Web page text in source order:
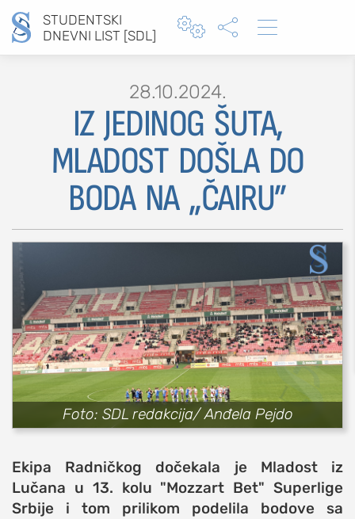
STUDENTSKI
DNEVNI LIST [SDL]
  
Type 2 or more characters for results.
MOJ SDL
prijava
SEKCIJE
društvo
kultura
sport
fudbal
košarka
rukomet
e-sport
ostali sportovi
28.10.2024.
IZ JEDINOG ŠUTA,
MLADOST DOŠLA DO
BODA NA „ČAIRU”
Foto: SDL redakcija/ Anđela Pejdo
Ekipa Radničkog dočekala je Mladost iz
Lučana u 13. kolu "Mozzart Bet" Superlige
Srbije i tom prilikom podelila bodove sa